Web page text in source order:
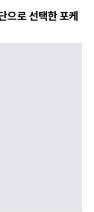
으로 선택한 포케